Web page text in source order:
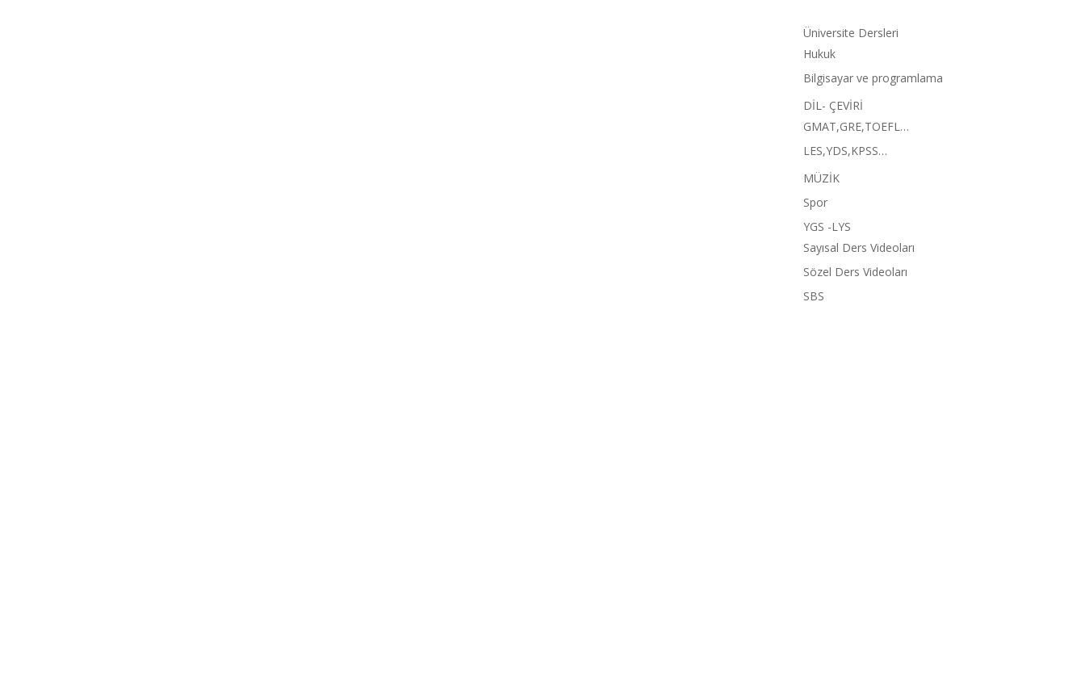
Üniversite Dersleri
Hukuk
Bilgisayar ve programlama
DİL- ÇEVİRİ
GMAT,GRE,TOEFL…
LES,YDS,KPSS…
MÜZİK
Spor
YGS -LYS
Sayısal Ders Videoları
Sözel Ders Videoları
SBS